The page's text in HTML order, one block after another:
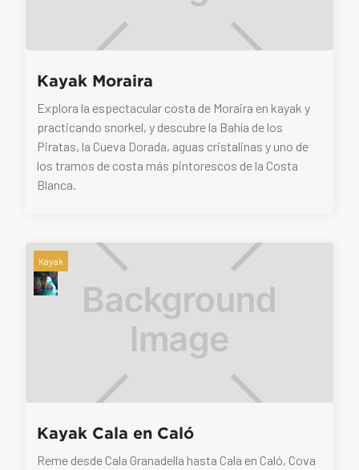
Kayak Moraira
Explora la espectacular costa de Moraira en kayak y
practicando snorkel, y descubre la Bahía de los
Piratas, la Cueva Dorada, aguas cristalinas y uno de
los tramos de costa más pintorescos de la Costa
Blanca.
Kayak
Kayak Cala en Caló
Reme desde Cala Granadella hasta Cala en Caló, Cova